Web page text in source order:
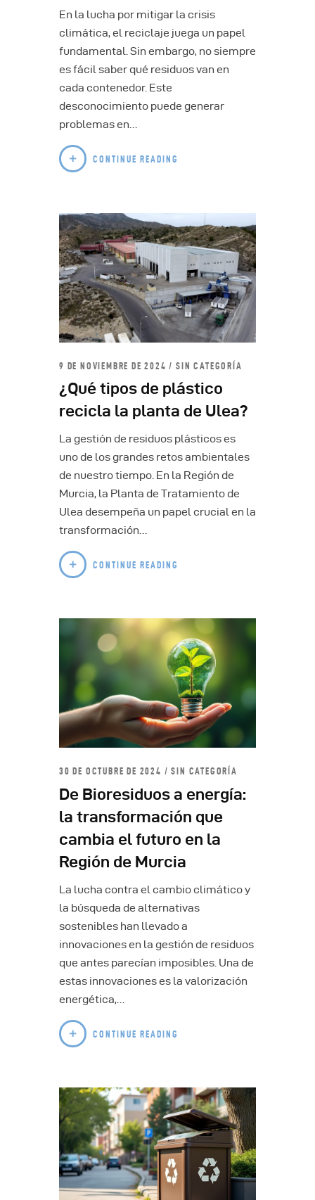
En la lucha por mitigar la crisis
climática, el reciclaje juega un papel
fundamental. Sin embargo, no siempre
es fácil saber qué residuos van en
cada contenedor. Este
desconocimiento puede generar
problemas en…
CONTINUE READING
9 DE NOVIEMBRE DE 2024 SIN CATEGORÍA
¿Qué tipos de plástico
recicla la planta de Ulea?
La gestión de residuos plásticos es
uno de los grandes retos ambientales
de nuestro tiempo. En la Región de
Murcia, la Planta de Tratamiento de
Ulea desempeña un papel crucial en la
transformación…
CONTINUE READING
30 DE OCTUBRE DE 2024 SIN CATEGORÍA
De Bioresiduos a energía:
la transformación que
cambia el futuro en la
Región de Murcia
La lucha contra el cambio climático y
la búsqueda de alternativas
sostenibles han llevado a
innovaciones en la gestión de residuos
que antes parecían imposibles. Una de
estas innovaciones es la valorización
energética,…
CONTINUE READING